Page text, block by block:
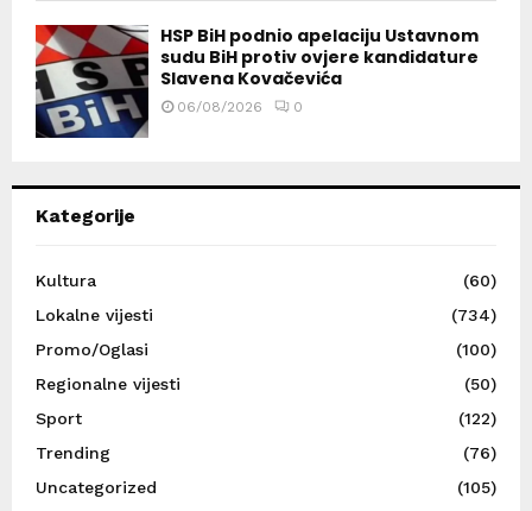
HSP BiH podnio apelaciju Ustavnom
sudu BiH protiv ovjere kandidature
Slavena Kovačevića
06/08/2026 0
Kategorije
Kultura
(60)
Lokalne vijesti
(734)
Promo/Oglasi
(100)
Regionalne vijesti
(50)
Sport
(122)
Trending
(76)
Uncategorized
(105)